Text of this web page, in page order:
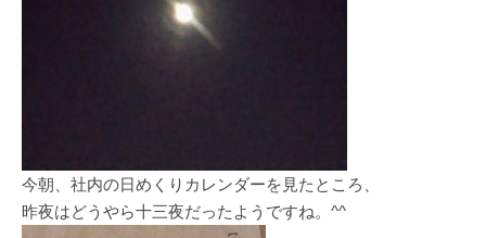
今朝、社内の日めくりカレンダーを見たところ、
昨夜はどうやら十三夜だったようですね。^^